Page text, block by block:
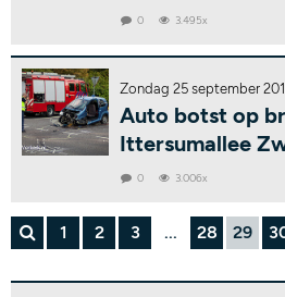
0 3.495x
Zondag 25 september
Auto botst op
Ittersumallee
0 3.006x
1 2 3 ... 28 29